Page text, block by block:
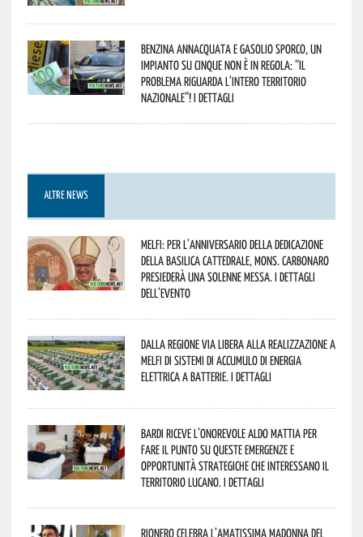
Benzina annacquata e gasolio sporco, un
impianto su cinque non è in regola: “il
problema riguarda l’intero territorio
Nazionale”! I dettagli
ALTRE NEWS
Melfi: per l’anniversario della Dedicazione
della Basilica Cattedrale, Mons. Carbonaro
presiederà una solenne messa. I dettagli
dell’evento
Dalla Regione via libera alla realizzazione a
Melfi di sistemi di accumulo di energia
elettrica a batterie. I dettagli
Bardi riceve l’onorevole Aldo Mattia per
fare il punto su queste emergenze e
opportunità strategiche che interessano il
territorio lucano. I dettagli
Rionero celebra l’amatissima Madonna del